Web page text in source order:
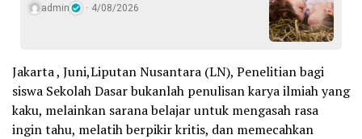
admin 4/08/2026
Jakarta , Juni,Liputan Nusantara (LN), Penelitian bagi
siswa Sekolah Dasar bukanlah penulisan karya ilmiah yang
kaku, melainkan sarana belajar untuk mengasah rasa
ingin tahu, melatih berpikir kritis, dan memecahkan